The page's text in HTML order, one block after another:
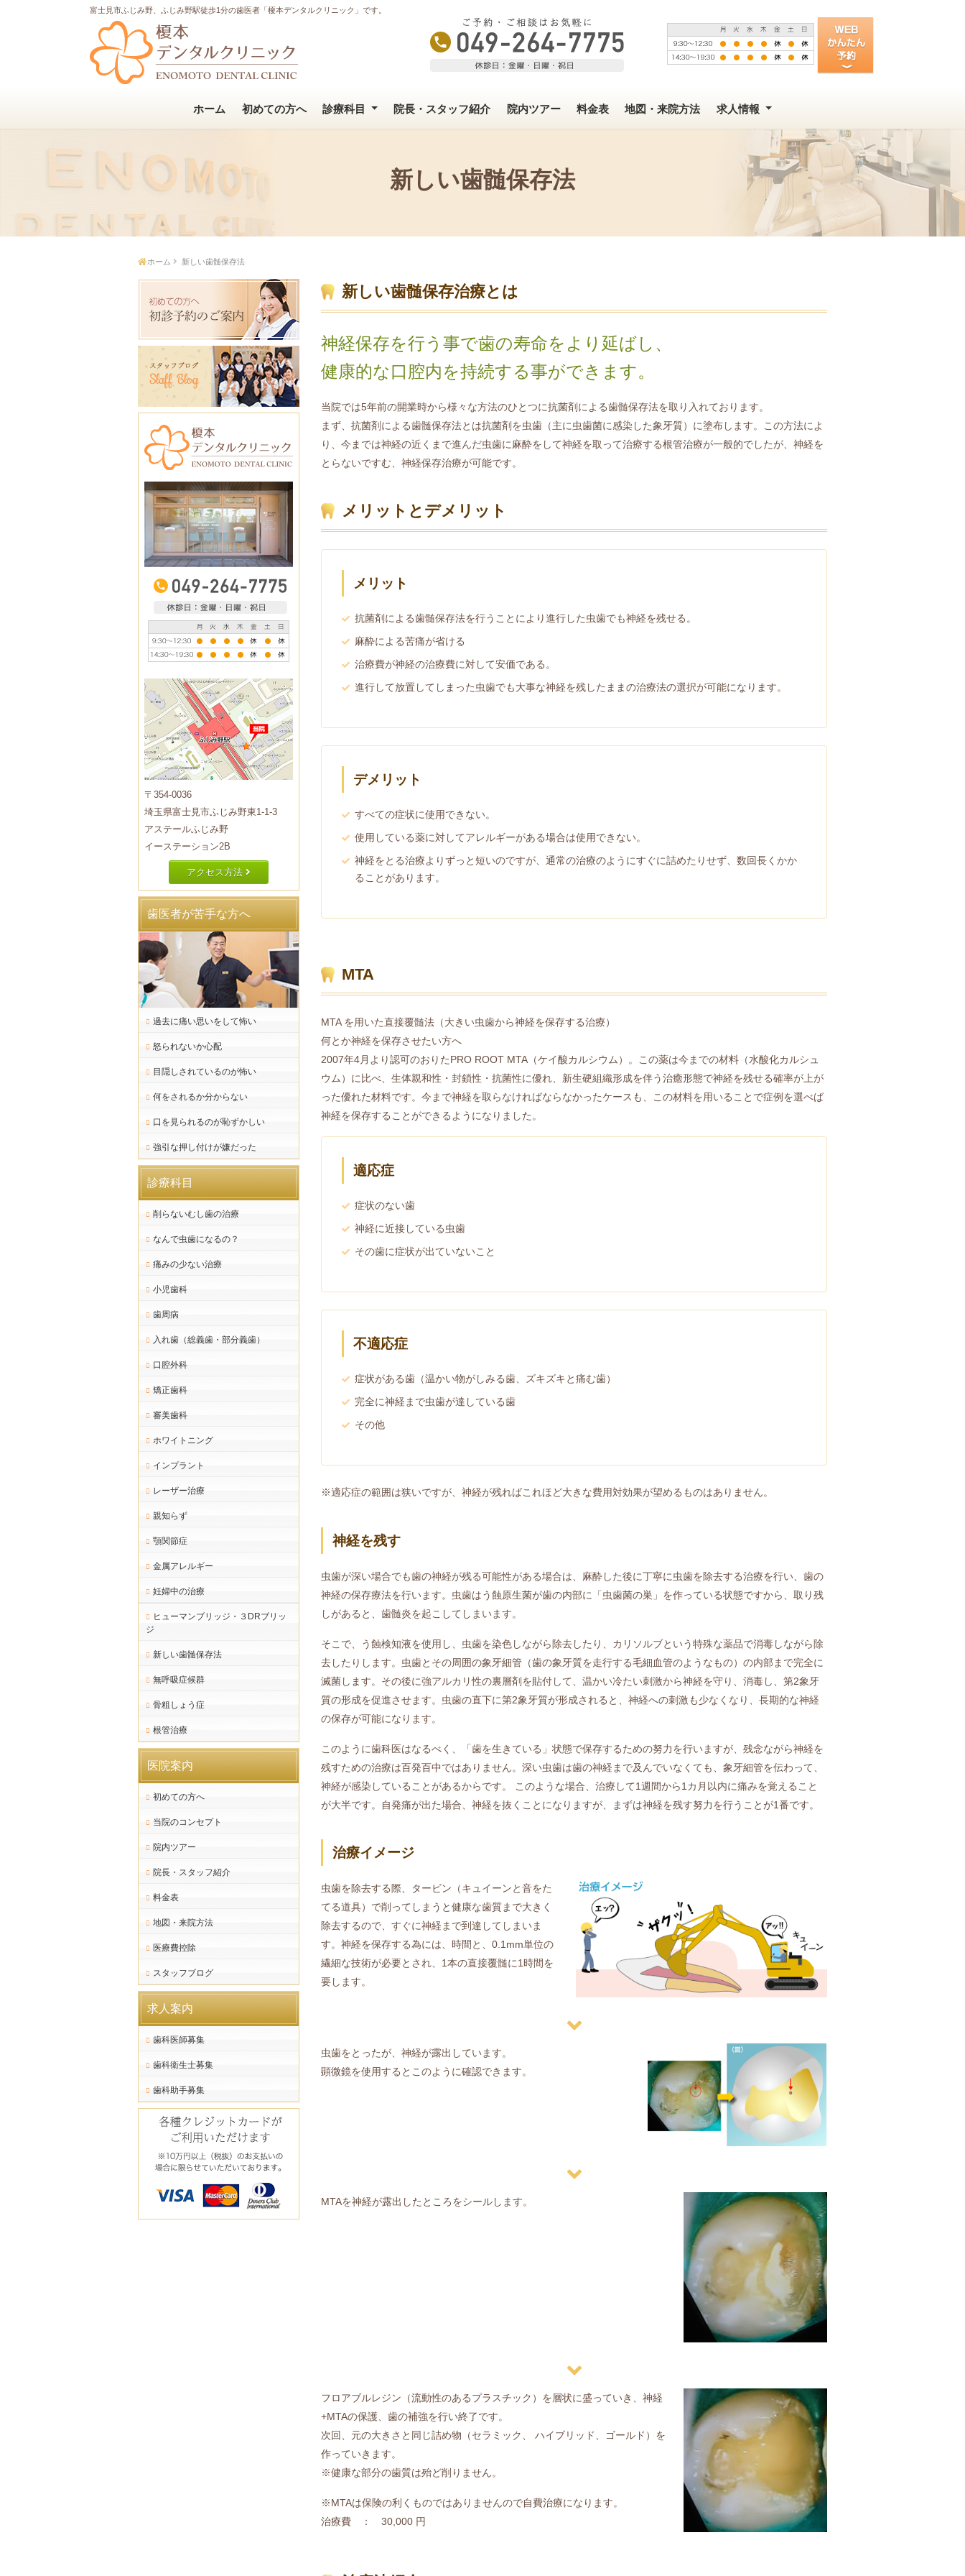
富士見市ふじみ野、ふじみ野駅徒歩1分の歯医者「榎本デンタルクリニック」です。
ホーム 初めての方へ 診療科目 院長・スタッフ紹介 院内ツアー 料金表 地図・来院方法 求人情報
新しい歯髄保存法
ホーム 新しい歯髄保存法
〒354-0036
埼玉県富士見市ふじみ野東1-1-3
アステールふじみ野
イーステーション2B
アクセス方法
歯医者が苦手な方へ
過去に痛い思いをして怖い
怒られないか心配
目隠しされているのが怖い
何をされるか分からない
口を見られるのが恥ずかしい
強引な押し付けが嫌だった
診療科目
削らないむし歯の治療
なんで虫歯になるの？
痛みの少ない治療
小児歯科
歯周病
入れ歯（総義歯・部分義歯）
口腔外科
矯正歯科
審美歯科
ホワイトニング
インプラント
レーザー治療
親知らず
顎関節症
金属アレルギー
妊婦中の治療
ヒューマンブリッジ・３DRブリッ
ジ
新しい歯髄保存法
無呼吸症候群
骨粗しょう症
根管治療
医院案内
初めての方へ
当院のコンセプト
院内ツアー
院長・スタッフ紹介
料金表
地図・来院方法
医療費控除
スタッフブログ
求人案内
歯科医師募集
歯科衛生士募集
歯科助手募集
新しい歯髄保存治療とは
神経保存を行う事で歯の寿命をより延ばし、
健康的な口腔内を持続する事ができます。
当院では5年前の開業時から様々な方法のひとつに抗菌剤による歯髄保存法を取り入れております。
まず、抗菌剤による歯髄保存法とは抗菌剤を虫歯（主に虫歯菌に感染した象牙質）に塗布します。この方法によ
り、今までは神経の近くまで進んだ虫歯に麻酔をして神経を取って治療する根管治療が一般的でしたが、神経を
とらないですむ、神経保存治療が可能です。
メリットとデメリット
メリット
抗菌剤による歯髄保存法を行うことにより進行した虫歯でも神経を残せる。
麻酔による苦痛が省ける
治療費が神経の治療費に対して安価である。
進行して放置してしまった虫歯でも大事な神経を残したままの治療法の選択が可能になります。
デメリット
すべての症状に使用できない。
使用している薬に対してアレルギーがある場合は使用できない。
神経をとる治療よりずっと短いのですが、通常の治療のようにすぐに詰めたりせず、数回長くかか
ることがあります。
MTA
MTA を用いた直接覆髄法（大きい虫歯から神経を保存する治療）
何とか神経を保存させたい方へ
2007年4月より認可のおりたPRO ROOT MTA（ケイ酸カルシウム）。この薬は今までの材料（水酸化カルシュ
ウム）に比べ、生体親和性・封鎖性・抗菌性に優れ、新生硬組織形成を伴う治癒形態で神経を残せる確率が上が
った優れた材料です。今まで神経を取らなければならなかったケースも、この材料を用いることで症例を選べば
神経を保存することができるようになりました。
適応症
症状のない歯
神経に近接している虫歯
その歯に症状が出ていないこと
不適応症
症状がある歯（温かい物がしみる歯、ズキズキと痛む歯）
完全に神経まで虫歯が達している歯
その他
※適応症の範囲は狭いですが、神経が残ればこれほど大きな費用対効果が望めるものはありません。
神経を残す
虫歯が深い場合でも歯の神経が残る可能性がある場合は、麻酔した後に丁寧に虫歯を除去する治療を行い、歯の
神経の保存療法を行います。虫歯はう蝕原生菌が歯の内部に「虫歯菌の巣」を作っている状態ですから、取り残
しがあると、歯髄炎を起こしてしまいます。
そこで、う蝕検知液を使用し、虫歯を染色しながら除去したり、カリソルブという特殊な薬品で消毒しながら除
去したりします。虫歯とその周囲の象牙細管（歯の象牙質を走行する毛細血管のようなもの）の内部まで完全に
滅菌します。その後に強アルカリ性の裏層剤を貼付して、温かい冷たい刺激から神経を守り、消毒し、第2象牙
質の形成を促進させます。虫歯の直下に第2象牙質が形成されると、神経への刺激も少なくなり、長期的な神経
の保存が可能になります。
このように歯科医はなるべく、「歯を生きている」状態で保存するための努力を行いますが、残念ながら神経を
残すための治療は百発百中ではありません。深い虫歯は歯の神経まで及んでいなくても、象牙細管を伝わって、
神経が感染していることがあるからです。 このような場合、治療して1週間から1カ月以内に痛みを覚えること
が大半です。自発痛が出た場合、神経を抜くことになりますが、まずは神経を残す努力を行うことが1番です。
治療イメージ
虫歯を除去する際、タービン（キュイーンと音をた
てる道具）で削ってしまうと健康な歯質まで大きく
除去するので、すぐに神経まで到達してしまいま
す。神経を保存する為には、時間と、0.1mm単位の
繊細な技術が必要とされ、1本の直接覆髄に1時間を
要します。
虫歯をとったが、神経が露出しています。
顕微鏡を使用するとこのように確認できます。
MTAを神経が露出したところをシールします。
フロアブルレジン（流動性のあるプラスチック）を層状に盛っていき、神経
+MTAの保護、歯の補強を行い終了です。
次回、元の大きさと同じ詰め物（セラミック、 ハイブリッド、ゴールド）を
作っていきます。
※健康な部分の歯質は殆ど削りません。
※MTAは保険の利くものではありませんので自費治療になります。
治療費 ： 30,000 円